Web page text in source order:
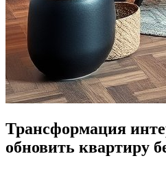
Трансформация
обновить квартиру